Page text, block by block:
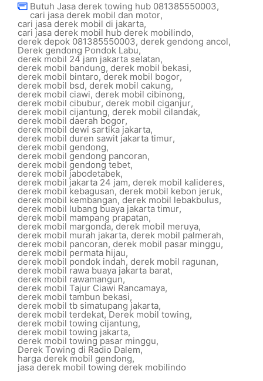
Butuh Jasa derek towing hub 081385550003,
cari jasa derek mobil dan motor,
cari jasa derek mobil di jakarta,
cari jasa derek mobil hub derek mobilindo,
derek depok 081385550003, derek gendong ancol,
Derek gendong Pondok Labu,
derek mobil 24 jam jakarta selatan,
derek mobil bandung, derek mobil bekasi,
derek mobil bintaro,derek mobil bogor,
derek mobil bsd, derek mobil cakung,
derek mobil ciawi, derek mobil cibinong,
derek mobil cibubur, derek mobil ciganjur,
derek mobil cijantung, derek mobil cilandak,
derek mobil daerah bogor,
derek mobil dewi sartika jakarta,
derek mobil duren sawit jakarta timur,
derek mobil gendong,
derek mobil gendong pancoran,
derek mobil gendong tebet,
derek mobil jabodetabek,
derek mobil jakarta 24 jam, derek mobil kalideres,
derek mobil kebagusan, derek mobil kebon jeruk,
derek mobil kembangan, derek mobil lebakbulus,
derek mobil lubang buaya jakarta timur,
derek mobil mampang prapatan,
derek mobil margonda,derek mobil meruya,
derek mobil murah jakarta, derek mobil palmerah,
derek mobil pancoran, derek mobil pasar minggu,
derek mobil permata hijau,
derek mobil pondok indah, derek mobil ragunan,
derek mobil rawa buaya jakarta barat,
derek mobil rawamangun,
derek mobil Tajur Ciawi Rancamaya,
derek mobil tambun bekasi,
derek mobil tb simatupang jakarta,
derek mobil terdekat,Derek mobil towing,
derek mobil towing cijantung,
derek mobil towing jakarta,
derek mobil towing pasar minggu,
Derek Towing di Radio Dalem,
harga derek mobil gendong,
jasa derek mobil towing derek mobilindo